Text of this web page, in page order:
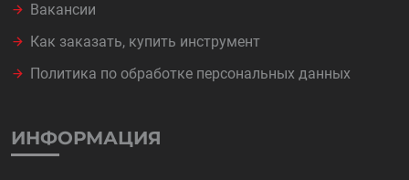
Вакансии
Как заказать, купить инструмент
Политика по обработке персональных данных
ИНФОРМАЦИЯ